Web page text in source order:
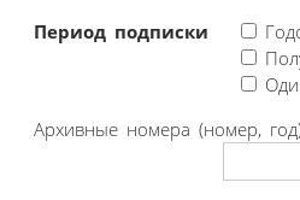
Период подписки
Архивные номера (номер,